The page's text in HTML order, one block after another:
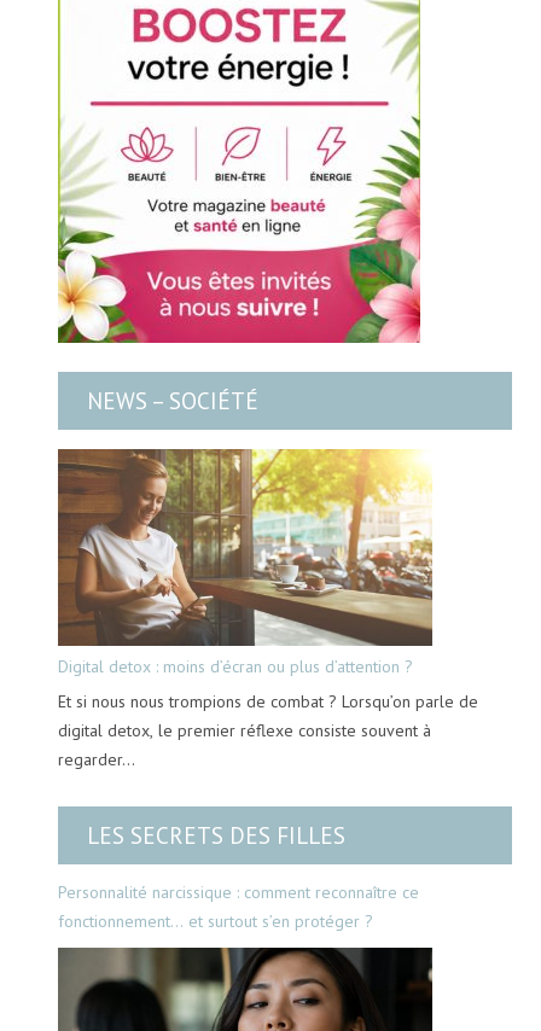
NEWS – SOCIÉTÉ
Digital detox : moins d’écran ou plus d’attention ?
Et si nous nous trompions de combat ? Lorsqu’on parle de
digital detox, le premier réflexe consiste souvent à
regarder…
LES SECRETS DES FILLES
Personnalité narcissique : comment reconnaître ce
fonctionnement… et surtout s’en protéger ?